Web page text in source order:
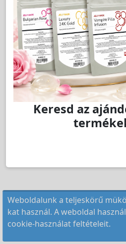
Weboldalunk a teljeskörű
kat használ. A weboldal
cookie-használat feltételeit.
Keresd az